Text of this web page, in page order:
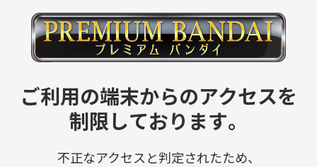
ご利用の端末からのアクセスを
制限しております。
不正なアクセスと判定されたため、